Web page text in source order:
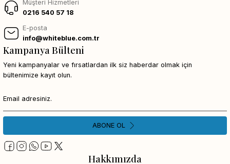
Müşteri Hizmetleri
0216 540 57 18
E-posta
info@whiteblue.com.tr
Hakkımızda
Kampanya Bülteni
Yeni kampanyalar ve fırsatlardan ilk siz haberdar olmak için
bültenimize kayıt olun.
ABONE OL